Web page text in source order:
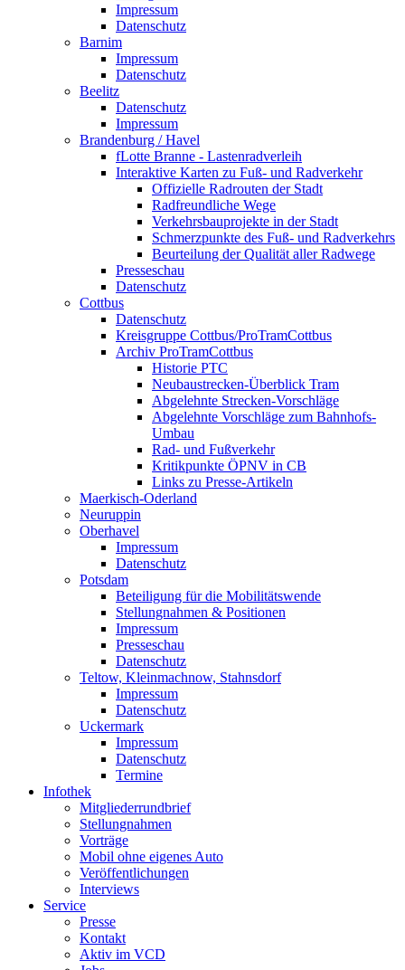
Impressum
Datenschutz
Barnim
Impressum
Datenschutz
Beelitz
Datenschutz
Impressum
Brandenburg / Havel
fLotte Branne - Lastenradverleih
Interaktive Karten zu Fuß- und Radverkehr
Offizielle Radrouten der Stadt
Radfreundliche Wege
Verkehrsbauprojekte in der Stadt
Schmerzpunkte des Fuß- und Radverkehrs
Beurteilung der Qualität aller Radwege
Presseschau
Datenschutz
Cottbus
Datenschutz
Kreisgruppe Cottbus/ProTramCottbus
Archiv ProTramCottbus
Historie PTC
Neubaustrecken-Überblick Tram
Abgelehnte Strecken-Vorschläge
Abgelehnte Vorschläge zum Bahnhofs-
Umbau
Rad- und Fußverkehr
Kritikpunkte ÖPNV in CB
Links zu Presse-Artikeln
Maerkisch-Oderland
Neuruppin
Oberhavel
Impressum
Datenschutz
Potsdam
Beteiligung für die Mobilitätswende
Stellungnahmen & Positionen
Impressum
Presseschau
Datenschutz
Teltow, Kleinmachnow, Stahnsdorf
Impressum
Datenschutz
Uckermark
Impressum
Datenschutz
Termine
Infothek
Mitgliederrundbrief
Stellungnahmen
Vorträge
Mobil ohne eigenes Auto
Veröffentlichungen
Interviews
Service
Presse
Kontakt
Aktiv im VCD